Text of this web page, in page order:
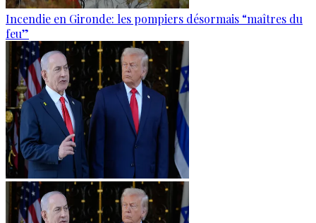
Incendie en Gironde: les pompiers désormais “maîtres du
feu”